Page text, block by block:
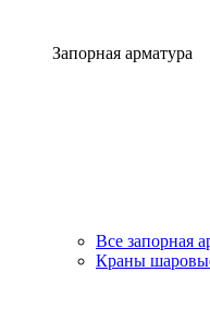
Запорная арматура
Все запорная
Краны